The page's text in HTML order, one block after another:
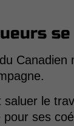
Canadien
saluer le
pour ses